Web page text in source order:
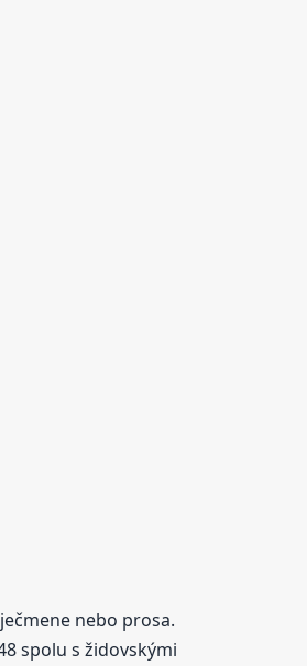
nebo prosa.
spolu s židovskými